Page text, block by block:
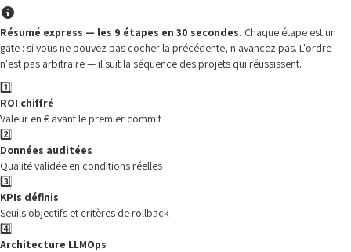
Résumé express — les 9 étapes en 30 secondes. Chaque étape est un
gate : si vous ne pouvez pas cocher la précédente, n'avancez pas. L'ordre
n'est pas arbitraire — il suit la séquence des projets qui réussissent.
1️⃣
ROI chiffré
Valeur en € avant le premier commit
2️⃣
Données auditées
Qualité validée en conditions réelles
3️⃣
KPIs définis
Seuils objectifs et critères de rollback
4️⃣
Architecture LLMOps